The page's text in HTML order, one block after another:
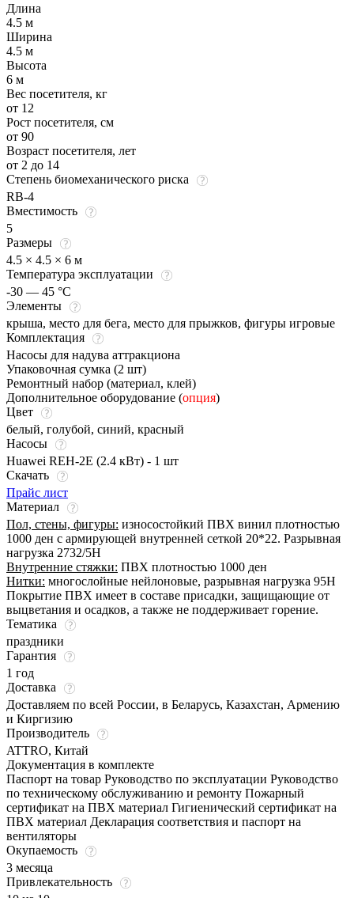
Длина
4.5 м
Ширина
4.5 м
Высота
6 м
Вес посетителя, кг
от 12
Рост посетителя, см
от 90
Возраст посетителя, лет
от 2 до 14
Степень биомеханического риска
RB-4
Вместимость
5
Размеры
4.5 × 4.5 × 6 м
Температура эксплуатации
-30 — 45 °C
Элементы
крыша, место для бега, место для прыжков, фигуры игровые
Комплектация
Насосы для надува аттракциона
Упаковочная сумка (2 шт)
Ремонтный набор (материал, клей)
Дополнительное оборудование (опция)
Цвет
белый, голубой, синий, красный
Насосы
Huawei REH-2E (2.4 кВт) - 1 шт
Скачать
Прайс лист
Материал
Пол, стены, фигуры: износостойкий ПВХ винил плотностью
1000 ден с армирующей внутренней сеткой 20*22. Разрывная
нагрузка 2732/5Н
Внутренние стяжки: ПВХ плотностью 1000 ден
Нитки: многослойные нейлоновые, разрывная нагрузка 95Н
Покрытие ПВХ имеет в составе присадки, защищающие от
выцветания и осадков, а также не поддерживает горение.
Тематика
праздники
Гарантия
1 год
Доставка
Доставляем по всей России, в Беларусь, Казахстан, Армению
и Киргизию
Производитель
ATTRO, Китай
Документация в комплекте
Паспорт на товар Руководство по эксплуатации Руководство
по техническому обслуживанию и ремонту Пожарный
сертификат на ПВХ материал Гигиенический сертификат на
ПВХ материал Декларация соответствия и паспорт на
вентиляторы
Окупаемость
3 месяца
Привлекательность